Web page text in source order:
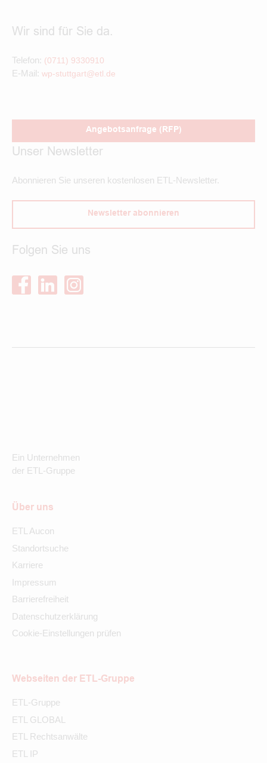
Wir sind für Sie da.
Telefon: (0711) 9330910
E-Mail: wp-stuttgart@etl.de
Angebotsanfrage (RFP)
Unser Newsletter
Abonnieren Sie unseren kostenlosen ETL-Newsletter.
Newsletter abonnieren
Folgen Sie uns
Ein Unternehmen
der ETL-Gruppe
Über uns
ETL Aucon
Standortsuche
Karriere
Impressum
Barrierefreiheit
Datenschutzerklärung
Cookie-Einstellungen prüfen
Webseiten der ETL-Gruppe
ETL-Gruppe
ETL GLOBAL
ETL Rechtsanwälte
ETL IP